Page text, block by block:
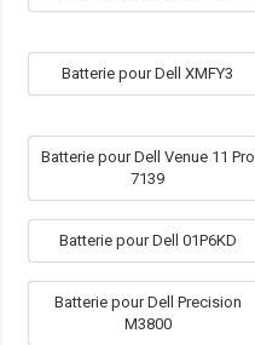
Batterie pour Dell XMFY3
Batterie pour Dell Venue 11 Pro
7139
Batterie pour Dell 01P6KD
Batterie pour Dell Precision
M3800